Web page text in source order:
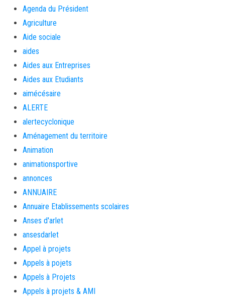
Agenda du Président
Agriculture
Aide sociale
aides
Aides aux Entreprises
Aides aux Etudiants
aimécésaire
ALERTE
alertecyclonique
Aménagement du territoire
Animation
animationsportive
annonces
ANNUAIRE
Annuaire Etablissements scolaires
Anses d'arlet
ansesdarlet
Appel à projets
Appels à pojets
Appels à Projets
Appels à projets & AMI